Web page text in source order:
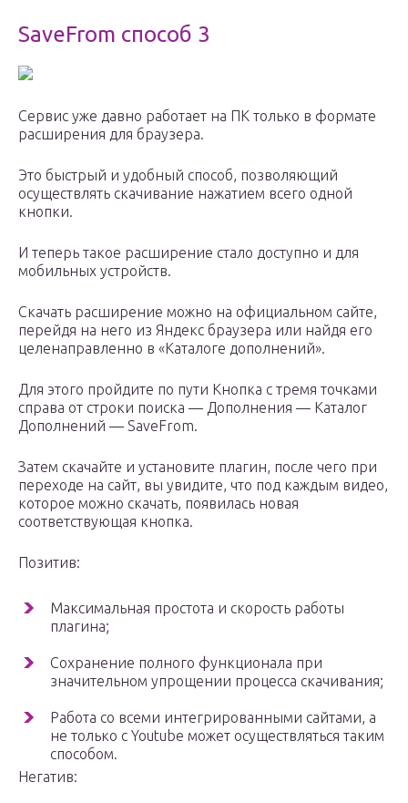
SaveFrom способ 3
Сервис уже давно работает на ПК только в формате
расширения для браузера.
Это быстрый и удобный способ, позволяющий
осуществлять скачивание нажатием всего одной
кнопки.
И теперь такое расширение стало доступно и для
мобильных устройств.
Скачать расширение можно на официальном сайте,
перейдя на него из Яндекс браузера или найдя его
целенаправленно в «Каталоге дополнений».
Для этого пройдите по пути Кнопка с тремя точками
справа от строки поиска — Дополнения — Каталог
Дополнений — SaveFrom.
Затем скачайте и установите плагин, после чего при
переходе на сайт, вы увидите, что под каждым видео,
которое можно скачать, появилась новая
соответствующая кнопка.
Позитив:
Максимальная простота и скорость работы
плагина;
Сохранение полного функционала при
значительном упрощении процесса скачивания;
Работа со всеми интегрированными сайтами, а
не только с Youtube может осуществляться таким
способом.
Негатив: